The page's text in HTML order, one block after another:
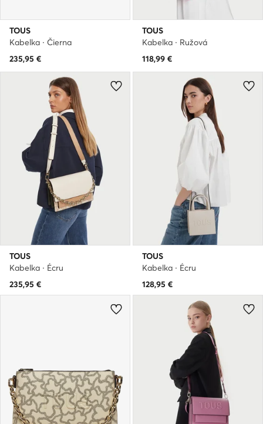
TOUS
Kabelka · Čierna
235,95 €
TOUS
Kabelka · Ružová
118,99 €
TOUS
Kabelka · Écru
235,95 €
TOUS
Kabelka · Écru
128,95 €